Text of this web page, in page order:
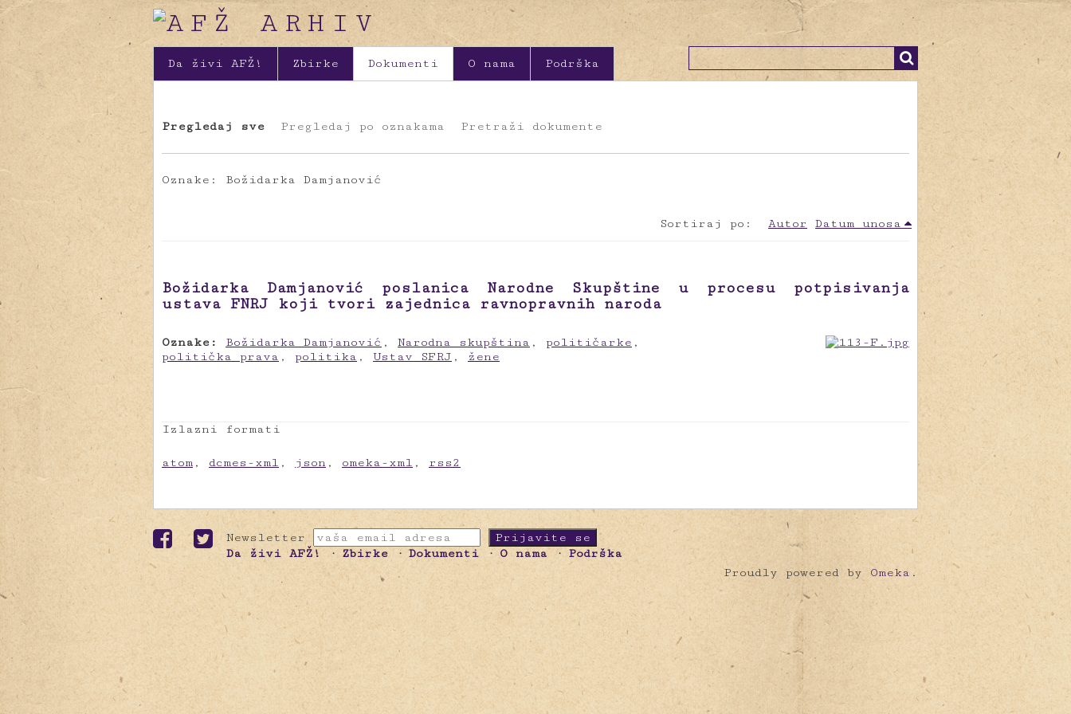
Da živi AFŽ! Zbirke Dokumenti O nama Podrška
Pregledaj sve Pregledaj po oznakama Pretraži dokumente
Oznake: Božidarka Damjanović
Sortiraj po: Autor Datum unosa
Božidarka Damjanović poslanica Narodne Skupštine u procesu potpisivanja
ustava FNRJ koji tvori zajednica ravnopravnih naroda
Oznake: Božidarka Damjanović , Narodna skupština , političarke ,
politička prava , politika , Ustav SFRJ , žene
Izlazni formati
atom , dcmes-xml , json , omeka-xml , rss2
Newsletter
Da živi AFŽ!
Zbirke Dokumenti O nama
Podrška
Proudly powered by Omeka .